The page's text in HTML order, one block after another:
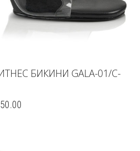
БИКИНИ GALA-01/C-